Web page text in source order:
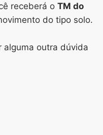
receberá o TM do
do tipo solo.
alguma outra dúvida